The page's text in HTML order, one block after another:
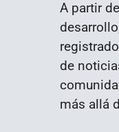
A partir
de
más allá